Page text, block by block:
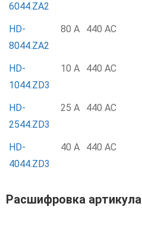
6044.ZA2
HD-
8044.ZA2
80 А 440 AC
HD-
1044.ZD3
10 А 440 AC
HD-
2544.ZD3
25 А 440 AC
HD-
4044.ZD3
40 А 440 AC
Расшифровка артикула